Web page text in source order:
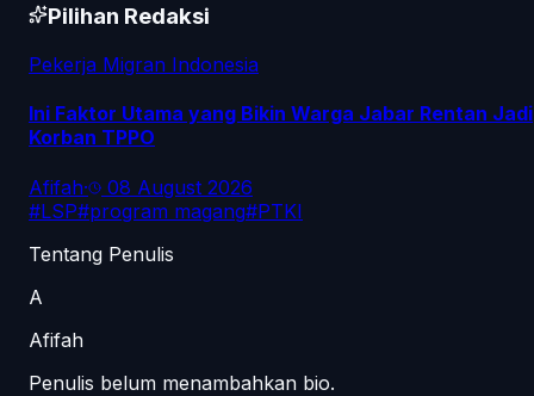
Pilihan Redaksi
Pekerja Migran Indonesia
Ini Faktor Utama yang Bikin Warga Jabar Rentan Jadi
Korban TPPO
Afifah·
08 August 2026
#LSP#program magang#PTKI
Tentang Penulis
A
Afifah
Penulis belum menambahkan bio.